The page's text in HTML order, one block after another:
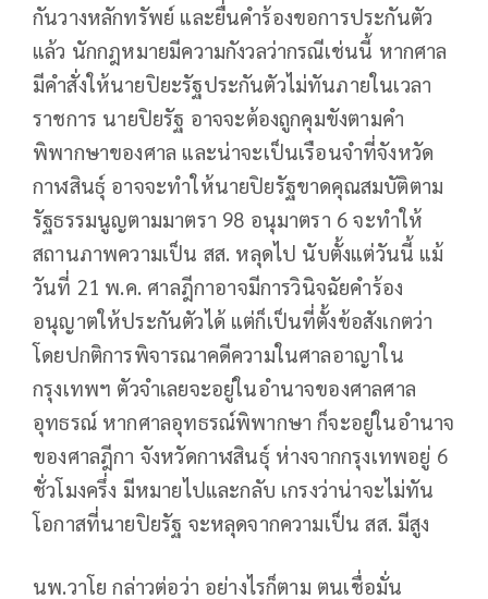
กันวางหลักทรัพย์ และยื่นคำร้องขอการประกันตัว
แล้ว นักกฎหมายมีความกังวลว่ากรณีเช่นนี้ หากศาล
มีคำสั่งให้นายปิยะรัฐประกันตัวไม่ทันภายในเวลา
ราชการ นายปิยรัฐ อาจจะต้องถูกคุมขังตามคำ
พิพากษาของศาล และน่าจะเป็นเรือนจำที่จังหวัด
กาฬสินธุ์ อาจจะทำให้นายปิยรัฐขาดคุณสมบัติตาม
รัฐธรรมนูญตามมาตรา 98 อนุมาตรา 6 จะทำให้
สถานภาพความเป็น สส. หลุดไป นับตั้งแต่วันนี้ แม้
วันที่ 21 พ.ค. ศาลฎีกาอาจมีการวินิจฉัยคำร้อง
อนุญาตให้ประกันตัวได้ แต่ก็เป็นที่ตั้งข้อสังเกตว่า
โดยปกติการพิจารณาคดีความในศาลอาญาใน
กรุงเทพฯ ตัวจำเลยจะอยู่ในอำนาจของศาลศาล
อุทธรณ์ หากศาลอุทธรณ์พิพากษา ก็จะอยู่ในอำนาจ
ของศาลฎีกา จังหวัดกาฬสินธุ์ ห่างจากกรุงเทพอยู่ 6
ชั่วโมงครึ่ง มีหมายไปและกลับ เกรงว่าน่าจะไม่ทัน
โอกาสที่นายปิยรัฐ จะหลุดจากความเป็น สส. มีสูง
นพ.วาโย กล่าวต่อว่า อย่างไรก็ตาม ตนเชื่อมั่น